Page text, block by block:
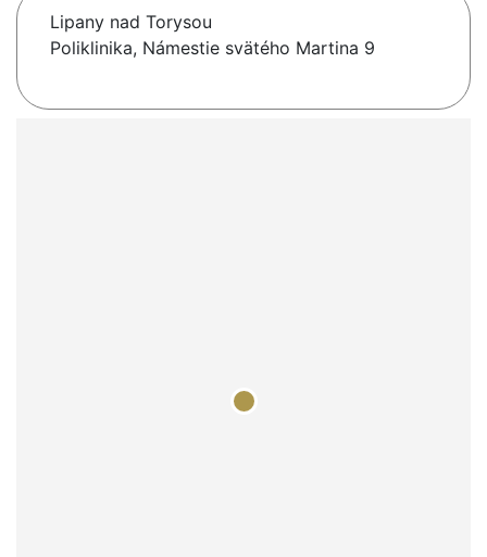
Lipany nad Torysou
Poliklinika, Námestie svätého Martina 9